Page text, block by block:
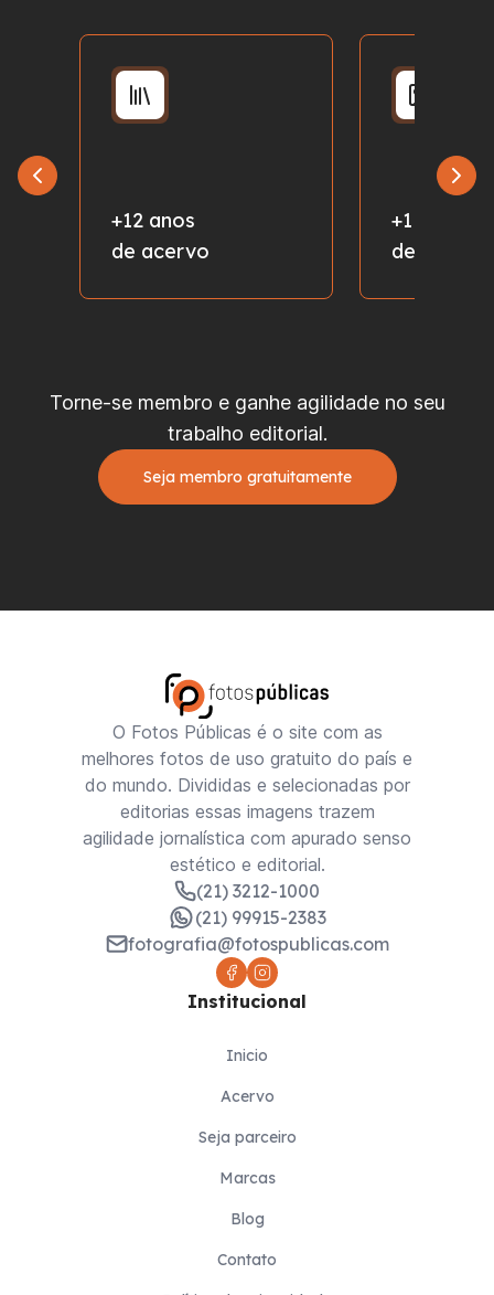
+12 anos
de acervo
+1 milhão
de fotos
Torne-se membro e ganhe agilidade no seu
trabalho editorial.
Seja membro gratuitamente
O Fotos Públicas é o site com as
melhores fotos de uso gratuito do país e
do mundo. Divididas e selecionadas por
editorias essas imagens trazem
agilidade jornalística com apurado senso
estético e editorial.
(21) 3212-1000
(21) 99915-2383
fotografia@fotospublicas.com
Institucional
Inicio
Acervo
Seja parceiro
Marcas
Blog
Contato